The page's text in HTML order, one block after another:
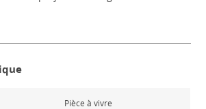
Pièce à vivre